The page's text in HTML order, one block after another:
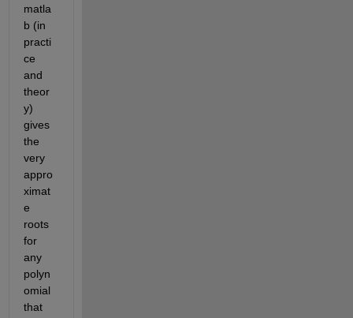
matla
b (in
practi
ce
and
theor
y)
gives
the
very
appro
ximat
e
roots
for
any
polyn
omial
that